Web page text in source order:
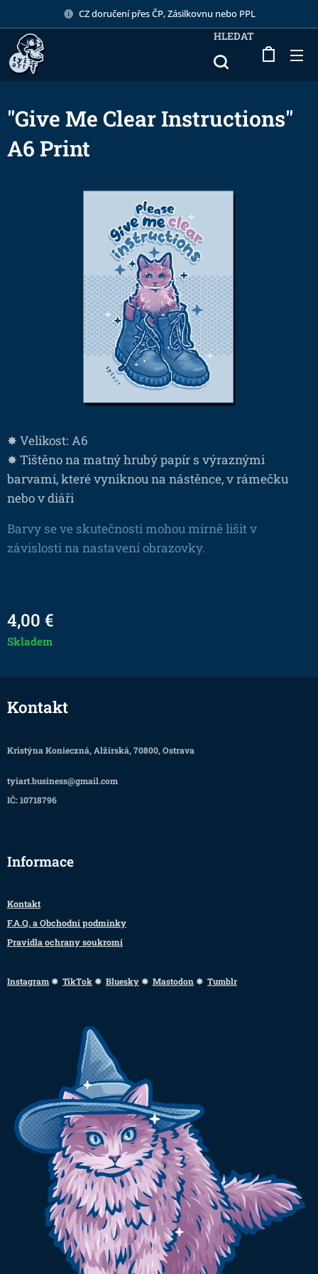
CZ doručení přes ČP, Zásilkovnu nebo PPL
HLEDAT
"Give Me Clear Instructions"
A6 Print
✸ Velikost: A6
✸ Tištěno na matný hrubý papír s výraznými
barvami, které vyniknou na nástěnce, v rámečku
nebo v diáři
Barvy se ve skutečnosti mohou mírně lišit v
závislosti na nastavení obrazovky.
4,00 €
Skladem
Kontakt
Kristýna Konieczná, Alžírská, 70800, Ostrava
tyiart.business@gmail.com
IČ: 10718796
Informace
Kontakt
F.A.Q. a Obchodní podmínky
Pravidla ochrany soukromí
Instagram✸ TikTok✸ Bluesky✸ Mastodon ✸ Tumblr